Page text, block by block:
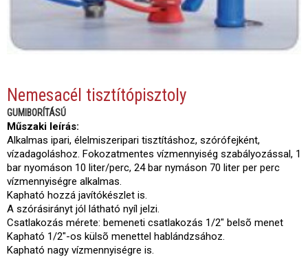
Nemesacél tisztítópisztoly
GUMIBORÍTÁSÚ
Műszaki leírás:
Alkalmas ipari, élelmiszeripari tisztításhoz, szórófejként,
vízadagoláshoz. Fokozatmentes vízmennyiség szabályozással, 1
bar nyomáson 10 liter/perc, 24 bar nymáson 70 liter per perc
vízmennyiségre alkalmas.
Kapható hozzá javítókészlet is.
A szórásirányt jól látható nyíl jelzi.
Csatlakozás mérete: bemeneti csatlakozás 1/2" belsõ menet
Kapható 1/2"-os külsõ menettel hablándzsához.
Kapható nagy vízmennyiségre is.